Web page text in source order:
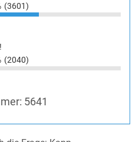
(3601)
(2040)
5641